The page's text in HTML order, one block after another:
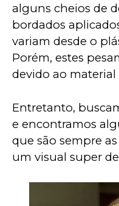
alguns cheios de
bordados
variam desde o
Porém, estes
devido ao material
Entretanto,
e encontramos
que são sempre
um visual super